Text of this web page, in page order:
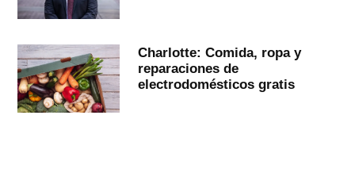
Charlotte: Comida, ropa y
reparaciones de
electrodomésticos gratis